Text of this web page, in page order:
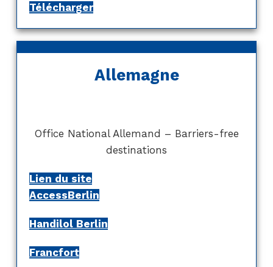
Télécharger
Allemagne
Office National Allemand – Barriers-free
destinations
Lien du site
AccessBerlin
Handilol Berlin
Francfort